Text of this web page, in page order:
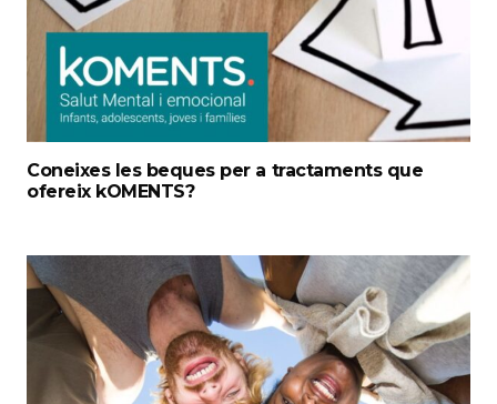
Coneixes les beques per a tractaments que
ofereix kOMENTS?